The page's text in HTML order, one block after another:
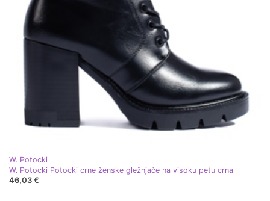
W. Potocki
W. Potocki Potocki crne ženske gležnjače na visoku petu crna
46,03 €